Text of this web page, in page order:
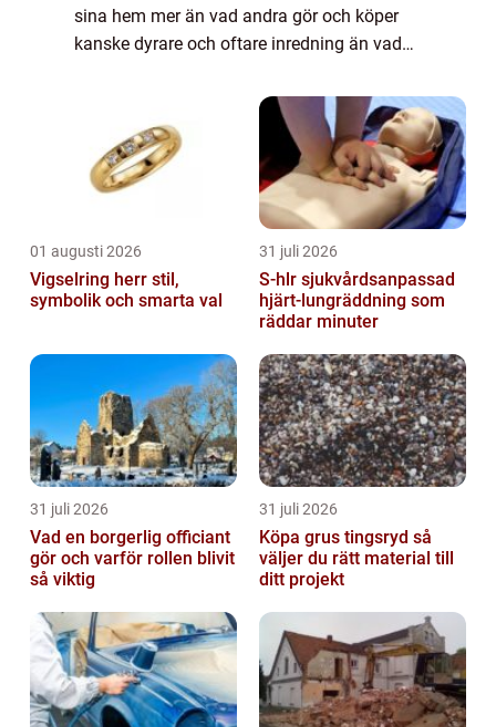
sina hem mer än vad andra gör och köper
kanske dyrare och oftare inredning än vad
01 augusti 2026
Vigselring herr stil,
symbolik och smarta val
31 juli 2026
S-hlr sjukvårdsanpassad
hjärt-lungräddning som
räddar minuter
31 juli 2026
Vad en borgerlig officiant
gör och varför rollen blivit
så viktig
31 juli 2026
Köpa grus tingsryd så
väljer du rätt material till
ditt projekt